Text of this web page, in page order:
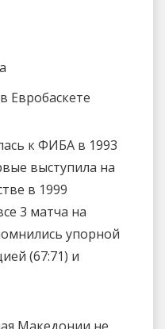
Евробаскете
к ФИБА в 1993
выступила на
в 1999
3 матча на
упорной
(67:71) и